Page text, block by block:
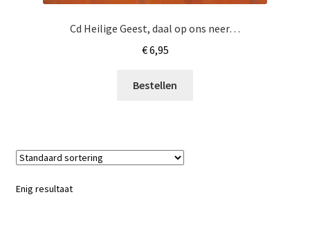
Cd Heilige Geest, daal op ons neer…
€6,95
Bestellen
Enig resultaat